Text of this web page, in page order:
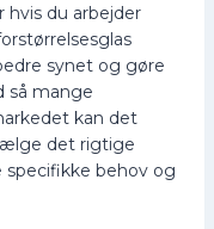
hvis du arbejder
synet og gøre
så mange
kan det
det rigtige
specifikke behov og